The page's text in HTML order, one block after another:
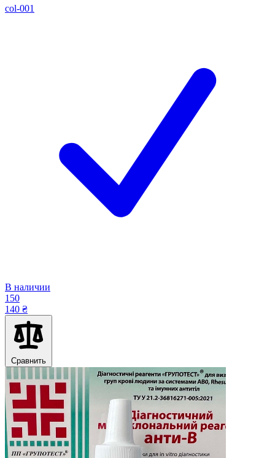
col-001
В наличии
150
140 ₴
Сравнить